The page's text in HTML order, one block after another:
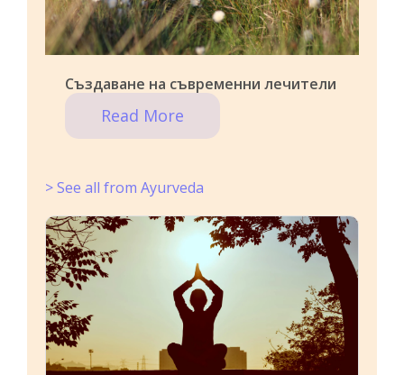
Създаване на съвременни лечители
Read More
> See all from Ayurveda